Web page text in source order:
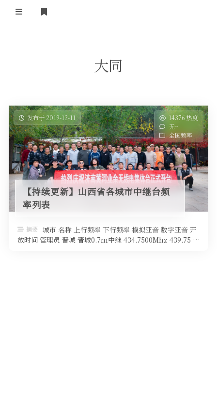
关于黄河
黄河使命
黄河新闻
政策法规
活动竞赛
行业新闻
无线电资料
BA4II
图文教程
视频资料
HAM技巧
软件
器材专区
车载类别
摩托车
编号申请
黄河直播
编号查询
大同
发布于 2019-12-11
14376 热度
无~
全国频率
【持续更新】山西省各城市中继台频
率列表
摘要 城市 名称 上行频率 下行频率 模拟亚音 数字亚音 开
放时间 管理员 晋城 晋城0.7m中继 434.7500Mhz 439.75 …